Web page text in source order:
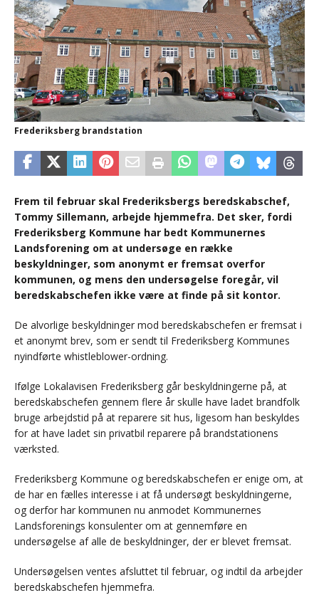
Frederiksberg brandstation
Frem til februar skal Frederiksbergs beredskabschef,
Tommy Sillemann, arbejde hjemmefra. Det sker, fordi
Frederiksberg Kommune har bedt Kommunernes
Landsforening om at undersøge en række
beskyldninger, som anonymt er fremsat overfor
kommunen, og mens den undersøgelse foregår, vil
beredskabschefen ikke være at finde på sit kontor.
De alvorlige beskyldninger mod beredskabschefen er fremsat i
et anonymt brev, som er sendt til Frederiksberg Kommunes
nyindførte whistleblower-ordning.
Ifølge Lokalavisen Frederiksberg går beskyldningerne på, at
beredskabschefen gennem flere år skulle have ladet brandfolk
bruge arbejdstid på at reparere sit hus, ligesom han beskyldes
for at have ladet sin privatbil reparere på brandstationens
værksted.
Frederiksberg Kommune og beredskabschefen er enige om, at
de har en fælles interesse i at få undersøgt beskyldningerne,
og derfor har kommunen nu anmodet Kommunernes
Landsforenings konsulenter om at gennemføre en
undersøgelse af alle de beskyldninger, der er blevet fremsat.
Undersøgelsen ventes afsluttet til februar, og indtil da arbejder
beredskabschefen hjemmefra.